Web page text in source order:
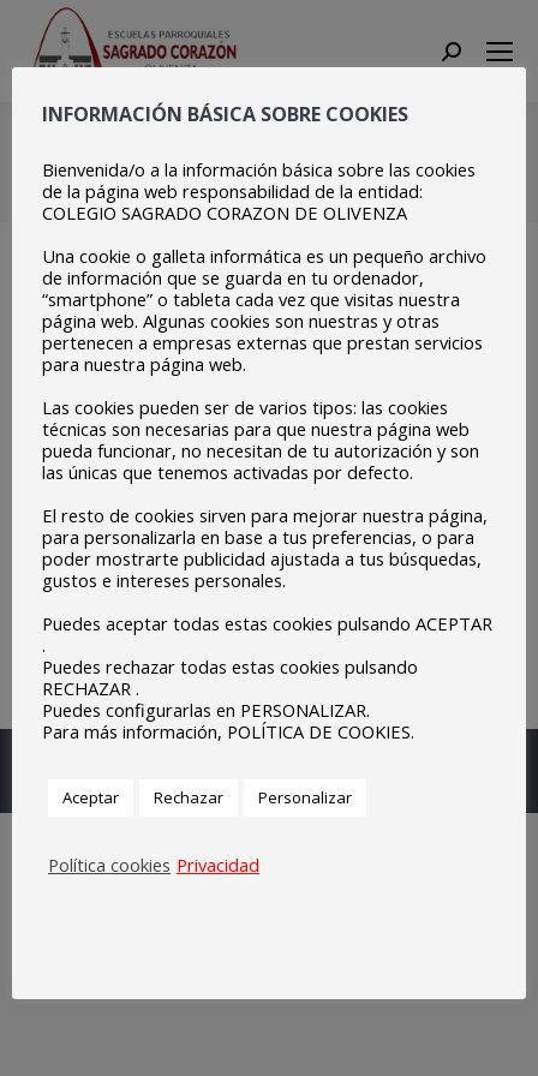
Search:
Estás aquí:
Inicio IMG_9928
INFORMACIÓN BÁSICA SOBRE COOKIES
Bienvenida/o a la información básica sobre las cookies
de la página web responsabilidad de la entidad:
COLEGIO SAGRADO CORAZON DE OLIVENZA
Una cookie o galleta informática es un pequeño archivo
de información que se guarda en tu ordenador,
“smartphone” o tableta cada vez que visitas nuestra
página web. Algunas cookies son nuestras y otras
pertenecen a empresas externas que prestan servicios
para nuestra página web.
Las cookies pueden ser de varios tipos: las cookies
técnicas son necesarias para que nuestra página web
pueda funcionar, no necesitan de tu autorización y son
las únicas que tenemos activadas por defecto.
El resto de cookies sirven para mejorar nuestra página,
para personalizarla en base a tus preferencias, o para
poder mostrarte publicidad ajustada a tus búsquedas,
gustos e intereses personales.
Puedes aceptar todas estas cookies pulsando ACEPTAR
.
Puedes rechazar todas estas cookies pulsando
RECHAZAR .
Puedes configurarlas en PERSONALIZAR.
Para más información, POLÍTICA DE COOKIES.
Aceptar Rechazar Personalizar
Política cookies Privacidad